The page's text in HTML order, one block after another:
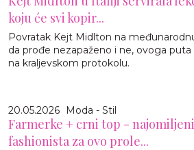
koju će svi kopir...
Povratak Kejt Midlton na
da prođe nezapaženo i ne, ovoga
na kraljevskom protokolu.
20.05.2026 Moda - Stil
Farmerke + crni top -
fashionista za ovo prole...